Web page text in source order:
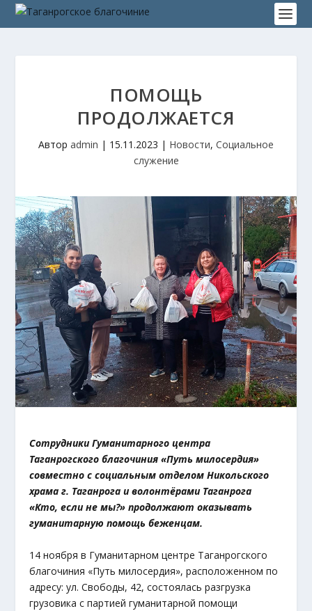
ПОМОЩЬ
ПРОДОЛЖАЕТСЯ
Автор admin | 15.11.2023 | Новости, Социальное
служение
Сотрудники Гуманитарного центра
Таганрогского благочиния «Путь милосердия»
совместно с социальным отделом Никольского
храма г. Таганрога и волонтёрами Таганрога
«Кто, если не мы?» продолжают оказывать
гуманитарную помощь беженцам.
14 ноября в Гуманитарном центре Таганрогского
благочиния «Путь милосердия», расположенном по
адресу: ул. Свободы, 42, состоялась разгрузка
грузовика с партией гуманитарной помощи